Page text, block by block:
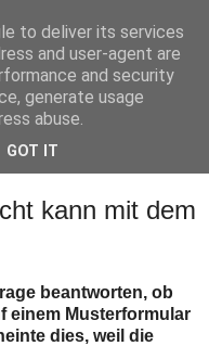
kann mit dem
beantworten, ob
einem Musterformular
dies, weil die
to deliver its services
and user-agent are
and security
generate usage
abuse.
GOT IT